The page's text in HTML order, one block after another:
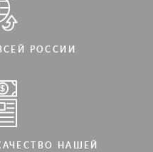
РОССИИ
НАШЕЙ